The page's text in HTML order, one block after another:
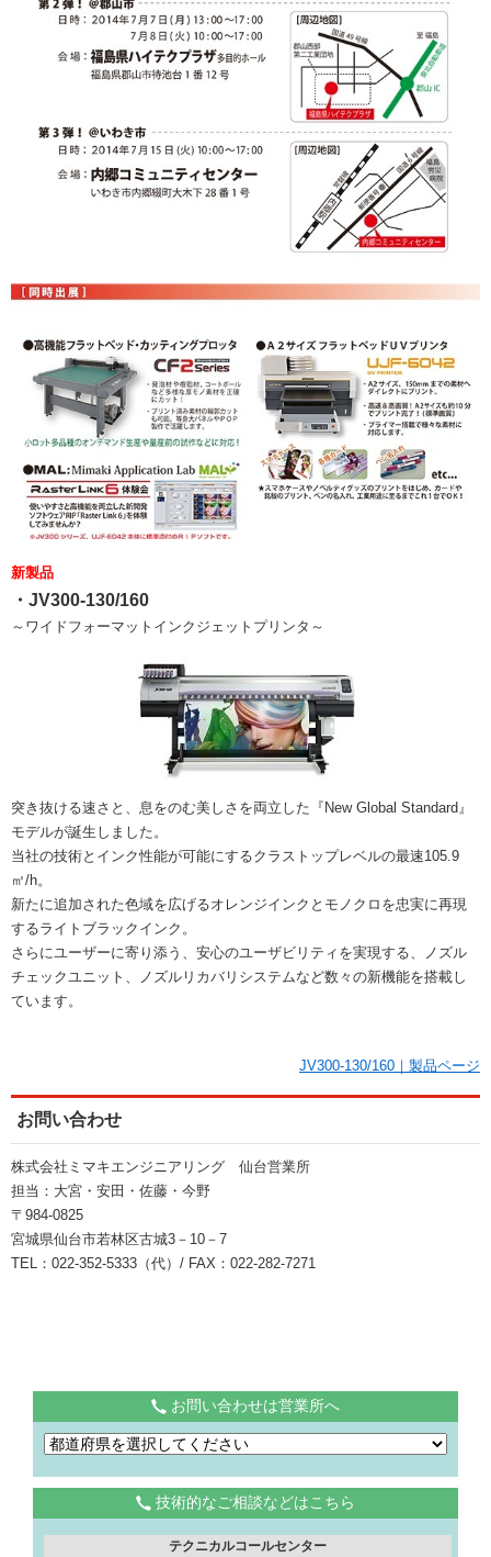
新製品
・JV300-130/160
～ワイドフォーマットインクジェットプリンタ～
突き抜ける速さと、息をのむ美しさを両立した『New Global Standard』
モデルが誕生しました。
当社の技術とインク性能が可能にするクラストップレベルの最速105.9
㎡/h。
新たに追加された色域を広げるオレンジインクとモノクロを忠実に再現
するライトブラックインク。
さらにユーザーに寄り添う、安心のユーザビリティを実現する、ノズル
チェックユニット、ノズルリカバリシステムなど数々の新機能を搭載し
ています。
JV300-130/160｜製品ページ
お問い合わせ
株式会社ミマキエンジニアリング 仙台営業所
担当：大宮・安田・佐藤・今野
〒984-0825
宮城県仙台市若林区古城3－10－7
TEL：022-352-5333（代）/ FAX：022-282-7271
お問い合わせは営業所へ
技術的なご相談などはこちら
テクニカルコールセンター